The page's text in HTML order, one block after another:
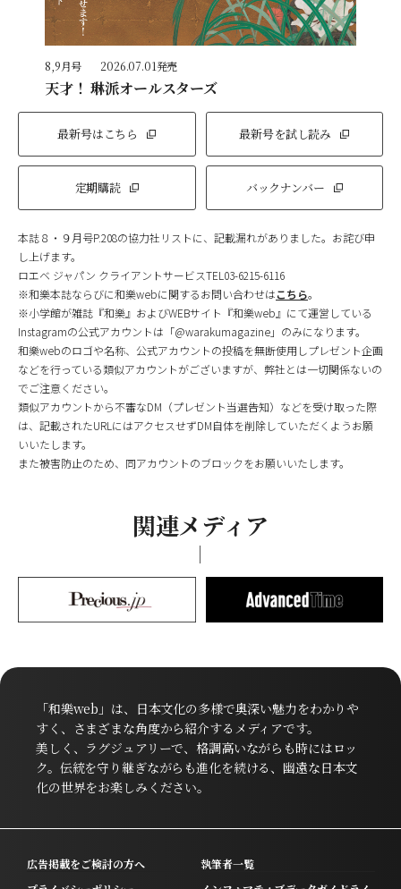
8,9月号 2026.07.01発売
天才！ 琳派オールスターズ
最新号はこちら 最新号を試し読み
定期購読 バックナンバー
本誌８・９月号P.208の協力社リストに、記載漏れがありました。お詫び申
し上げます。
ロエベ ジャパン クライアントサービスTEL03-6215-6116
※和樂本誌ならびに和樂webに関するお問い合わせはこちら。
※小学館が雑誌『和樂』およびWEBサイト『和樂web』にて運営している
Instagramの公式アカウントは「@warakumagazine」のみになります。
和樂webのロゴや名称、公式アカウントの投稿を無断使用しプレゼント企画
などを行っている類似アカウントがございますが、弊社とは一切関係ないの
でご注意ください。
類似アカウントから不審なDM（プレゼント当選告知）などを受け取った際
は、記載されたURLにはアクセスせずDM自体を削除していただくようお願
いいたします。
また被害防止のため、同アカウントのブロックをお願いいたします。
関連メディア
「和樂web」は、日本文化の多様で奥深い魅力をわかりや
すく、さまざまな角度から紹介するメディアです。
美しく、ラグジュアリーで、格調高いながらも時にはロッ
ク。伝統を守り継ぎながらも進化を続ける、幽遠な日本文
化の世界をお楽しみください。
広告掲載をご検討の方へ
執筆者一覧